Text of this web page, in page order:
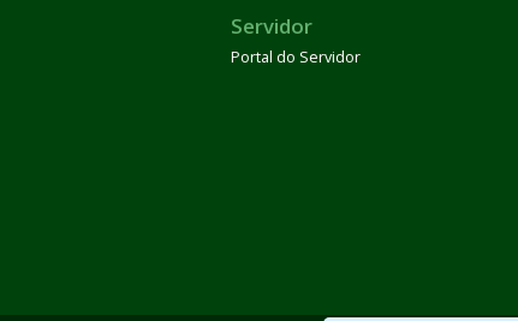
Servidor
Portal do Servidor